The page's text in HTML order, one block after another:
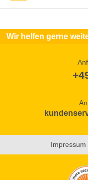
Wir helfen gerne
Impressum